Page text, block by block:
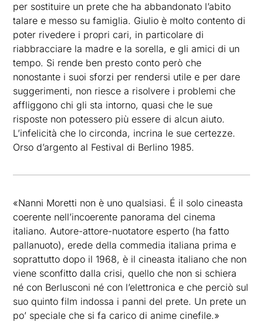
per sostituire un prete che ha abbandonato l’abito
talare e messo su famiglia. Giulio è molto contento di
poter rivedere i propri cari, in particolare di
riabbracciare la madre e la sorella, e gli amici di un
tempo. Si rende ben presto conto però che
nonostante i suoi sforzi per rendersi utile e per dare
suggerimenti, non riesce a risolvere i problemi che
affliggono chi gli sta intorno, quasi che le sue
risposte non potessero più essere di alcun aiuto.
L’infelicità che lo circonda, incrina le sue certezze.
Orso d’argento al Festival di Berlino 1985.
«Nanni Moretti non è uno qualsiasi. É il solo cineasta
coerente nell’incoerente panorama del cinema
italiano. Autore-attore-nuotatore esperto (ha fatto
pallanuoto), erede della commedia italiana prima e
soprattutto dopo il 1968, è il cineasta italiano che non
viene sconfitto dalla crisi, quello che non si schiera
né con Berlusconi né con l’elettronica e che perciò sul
suo quinto film indossa i panni del prete. Un prete un
po’ speciale che si fa carico di anime cinefile.»